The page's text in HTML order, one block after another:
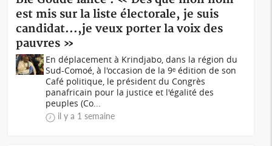
est mis sur la liste électorale, je suis
candidat...,je veux porter la voix des
pauvres »
En déplacement à Krindjabo, dans la région du
Sud-Comoé, à l'occasion de la 9ᵉ édition de son
Café politique, le président du Congrès
panafricain pour la justice et l'égalité des
peuples (Co...
il y a 1 semaine